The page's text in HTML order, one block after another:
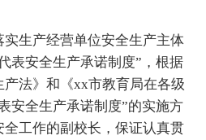
生产经营单位安全生产主体
表安全生产承诺制度”，根据
产法》和《xx市教育局在各级
安全生产承诺制度”的实施方
工作的副校长，保证认真贯